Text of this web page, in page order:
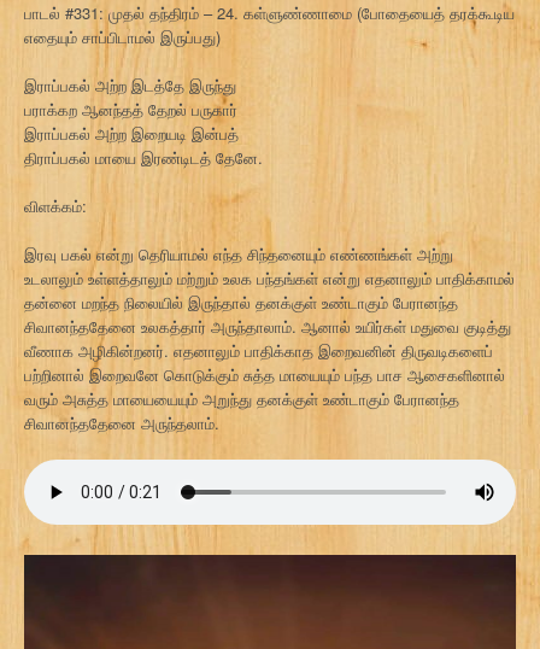
பாடல் #331: முதல் தந்திரம் – 24. கள்ளுண்ணாமை (போதையைத் தரக்கூடிய
எதையும் சாப்பிடாமல் இருப்பது)
இராப்பகல் அற்ற இடத்தே இருந்து
பராக்கற ஆனந்தத் தேறல் பருகார்
இராப்பகல் அற்ற இறையடி இன்பத்
திராப்பகல் மாயை இரண்டிடத் தேனே.
விளக்கம்:
இரவு பகல் என்று தெரியாமல் எந்த சிந்தனையும் எண்ணங்கள் அற்று
உடலாலும் உள்ளத்தாலும் மற்றும் உலக பந்தங்கள் என்று எதனாலும் பாதிக்காமல்
தன்னை மறந்த நிலையில் இருந்தால் தனக்குள் உண்டாகும் பேரானந்த
சிவானந்ததேனை உலகத்தார் அருந்தாலாம். ஆனால் உயிர்கள் மதுவை குடித்து
வீணாக அழிகின்றனர். எதனாலும் பாதிக்காத இறைவனின் திருவடிகளைப்
பற்றினால் இறைவனே கொடுக்கும் சுத்த மாயையும் பந்த பாச ஆசைகளினால்
வரும் அசுத்த மாயையையும் அறுந்து தனக்குள் உண்டாகும் பேரானந்த
சிவானந்ததேனை அருந்தலாம்.